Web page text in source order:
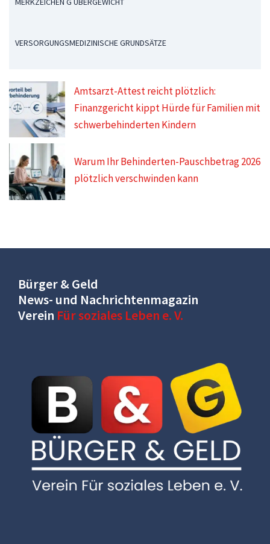
VERSORGUNGSMEDIZINISCHE GRUNDSÄTZE
Amtsarzt-Attest reicht plötzlich:
Finanzgericht kippt Hürde für Familien mit
schwerbehinderten Kindern
Warum Ihr Behinderten-Pauschbetrag 2026
plötzlich verschwinden kann
Bürger & Geld
News- und Nachrichtenmagazin
Verein Für soziales Leben e. V.